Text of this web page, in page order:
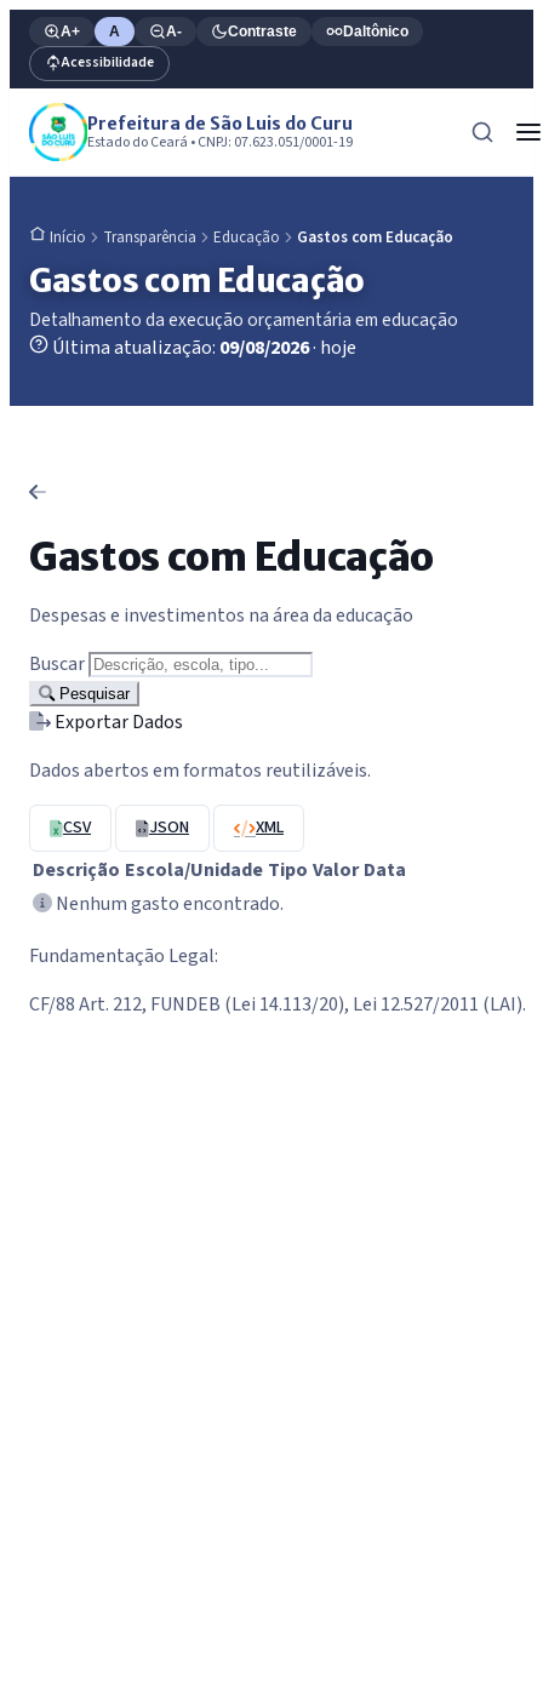
A+ A A- Contraste Daltônico
Acessibilidade
Prefeitura de São Luis do Curu
Estado do Ceará • CNPJ: 07.623.051/0001-19
Início Transparência Educação Gastos com Educação
Gastos com Educação
Detalhamento da execução orçamentária em educação
Última atualização: 09/08/2026· hoje
Gastos com Educação
Despesas e investimentos na área da educação
Buscar
Pesquisar
Exportar Dados
Dados abertos em formatos reutilizáveis.
CSV JSON XML
Descrição Escola/Unidade Tipo Valor Data
Nenhum gasto encontrado.
Fundamentação Legal:
CF/88 Art. 212, FUNDEB (Lei 14.113/20), Lei 12.527/2011 (LAI).